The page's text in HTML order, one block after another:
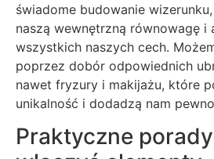
świadome budowanie
naszą wewnętrzną równowagę i
wszystkich naszych cech.
poprzez dobór odpowiednich
nawet fryzury i makijażu, które
unikalność i dodadzą nam
Praktyczne